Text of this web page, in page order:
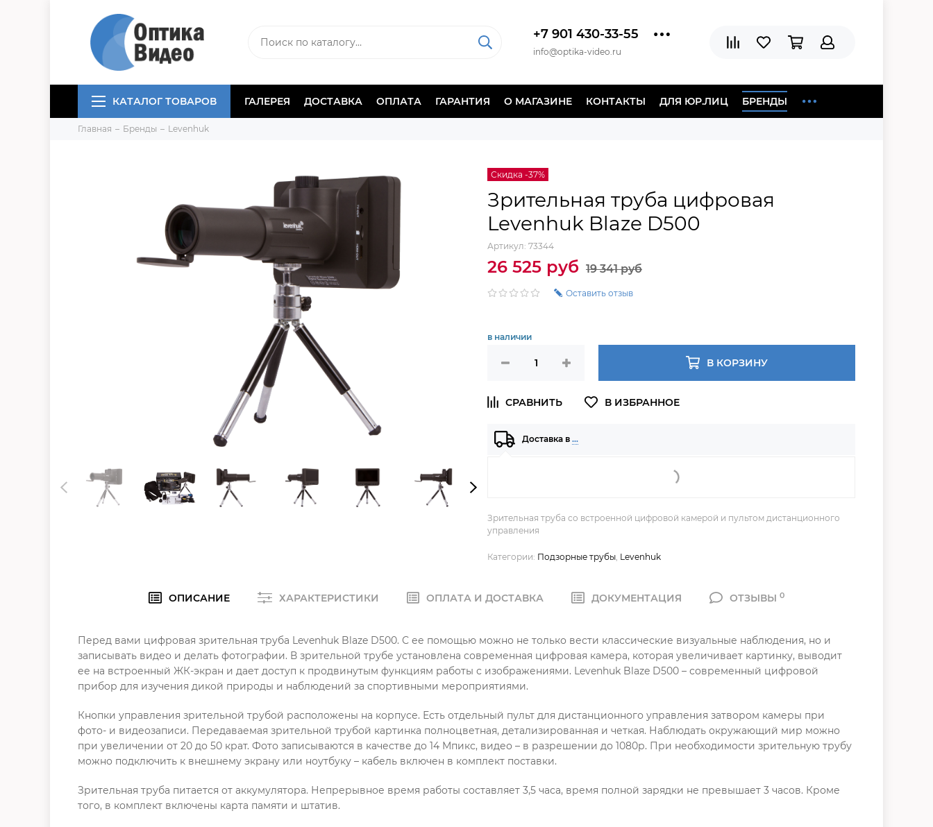
+7 901 430-33-55
info@optika-video.ru
КАТАЛОГ ТОВАРОВ ГАЛЕРЕЯ ДОСТАВКА ОПЛАТА ГАРАНТИЯ О МАГАЗИНЕ КОНТАКТЫ ДЛЯ ЮР.ЛИЦ БРЕНДЫ
Главная Бренды Levenhuk
Скидка -37%
Зрительная труба цифровая
Levenhuk Blaze D500
Артикул: 73344
26 525 руб 19 341 руб
Оставить отзыв
в наличии
В КОРЗИНУ
Доставка в …
Зрительная труба со встроенной цифровой камерой и пультом дистанционного
управления
Категории: Подзорные трубы Levenhuk
ОПИСАНИЕ ХАРАКТЕРИСТИКИ ОПЛАТА И ДОСТАВКА ДОКУМЕНТАЦИЯ ОТЗЫВЫ 0
Перед вами цифровая зрительная труба Levenhuk Blaze D500. С ее помощью можно не только вести классические визуальные наблюдения, но и
записывать видео и делать фотографии. В зрительной трубе установлена современная цифровая камера, которая увеличивает картинку, выводит
ее на встроенный ЖК-экран и дает доступ к продвинутым функциям работы с изображениями. Levenhuk Blaze D500 – современный цифровой
прибор для изучения дикой природы и наблюдений за спортивными мероприятиями.
Кнопки управления зрительной трубой расположены на корпусе. Есть отдельный пульт для дистанционного управления затвором камеры при
фото- и видеозаписи. Передаваемая зрительной трубой картинка полноцветная, детализированная и четкая. Наблюдать окружающий мир можно
при увеличении от 20 до 50 крат. Фото записываются в качестве до 14 Мпикс, видео – в разрешении до 1080р. При необходимости зрительную трубу
можно подключить к внешнему экрану или ноутбуку – кабель включен в комплект поставки.
Зрительная труба питается от аккумулятора. Непрерывное время работы составляет 3,5 часа, время полной зарядки не превышает 3 часов. Кроме
того, в комплект включены карта памяти и штатив.